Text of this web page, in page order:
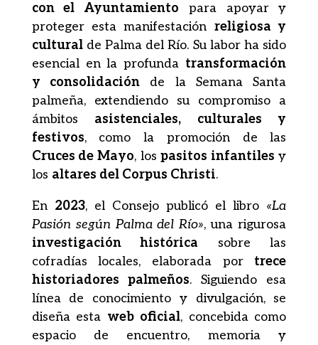
con el Ayuntamiento para apoyar y
proteger esta manifestación religiosa y
culturalde Palma del Río. Su labor ha sido
esencial en la profunda transformación
y consolidación de la Semana Santa
palmeña, extendiendo su compromiso a
ámbitos asistenciales, culturales y
festivos, como la promoción de las
Cruces de Mayo, lospasitos infantiles y
los altares del Corpus Christi.
En 2023, el Consejo publicó el libro «La
Pasión según Palma del Río», una rigurosa
investigación histórica sobre las
cofradías locales, elaborada por trece
historiadores palmeños. Siguiendo esa
línea de conocimiento y divulgación, se
diseña esta web oficial, concebida como
espacio de encuentro, memoria y